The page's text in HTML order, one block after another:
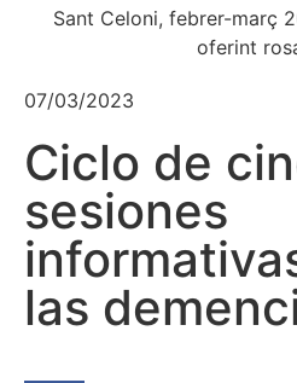
07/03/2023
Ciclo de
sesiones
las